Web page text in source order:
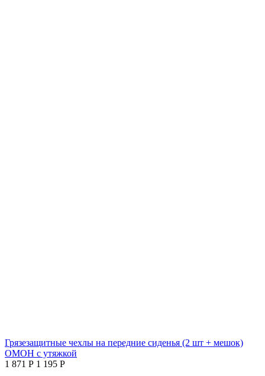
Грязезащитные чехлы на передние сиденья (2 шт + мешок)
ОМОН с утяжкой
1 871 Р 1 195 Р